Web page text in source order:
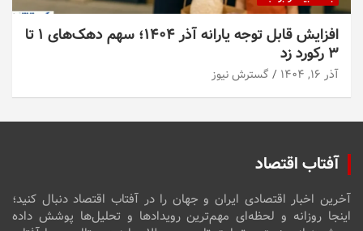
افزایش قابل توجه یارانه آذر ۱۴۰۴؛ سهم دهک‌های ۱ تا
۳ رکورد زد
آذر ۱۶, ۱۴۰۴ گسترش نیوز
آفتاب اقتصاد
آخرین اخبار اقتصادی ایران و جهان را در آفتاب اقتصاد دنبال کنید؛
اینجا روزانه و لحظه‌ای مهم‌ترین رویدادها و تحلیل‌ها پوشش داده